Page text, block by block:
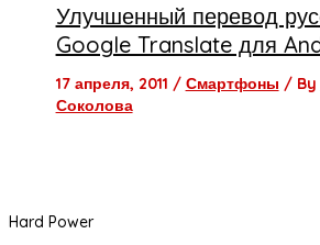
Улучшенный перевод
Google Translate для
17 апреля, 2011 / Смартфоны / By
Соколова
Hard Power